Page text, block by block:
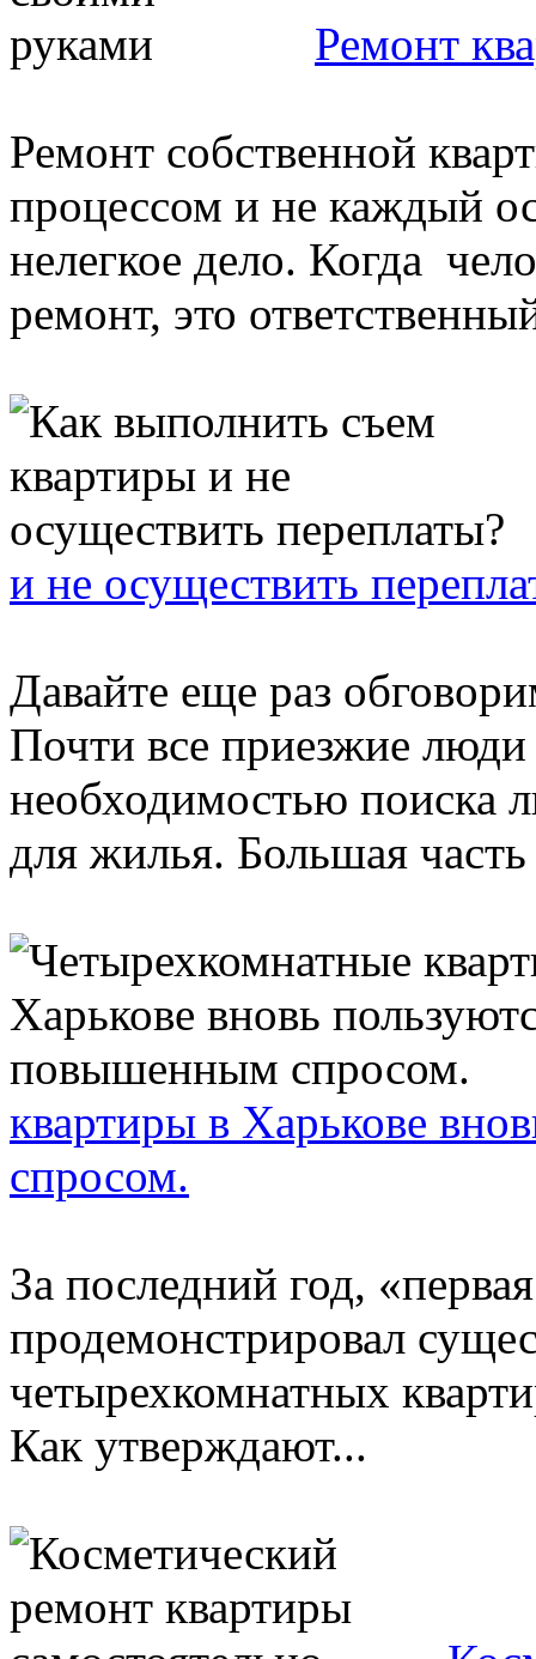
Ремонт
Ремонт собственной
процессом и не каждый
нелегкое дело. Когда
ремонт, это
и не осуществить
Давайте еще раз
Почти все приезжие люди
необходимостью поиска
для жилья. Большая часть
квартиры в Харькове
спросом.
За последний год,
продемонстрировал
четырехкомнатных
Как утверждают...